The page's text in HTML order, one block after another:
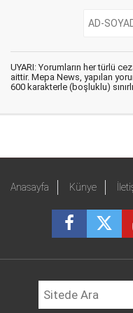
UYARI: Yorumların her türlü
aittir. Mepa News, yapılan
600 karakterle (boşluklu)
Anasayfa Künye